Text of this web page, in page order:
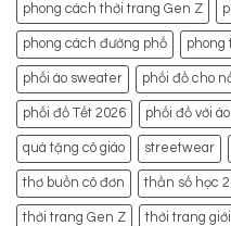
phong cách thời trang Gen Z
phong cách đường phố phong
phối áo sweater phối đồ cho
phối đồ Tết 2026 phối đồ với
quà tặng cô giáo streetwear
thơ buồn cô đơn thần số học
thời trang Gen Z thời trang